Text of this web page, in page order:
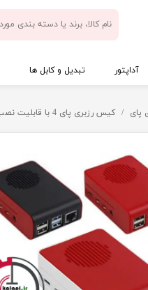
آداپتور تبدیل و کابل ها
پای کیس رزبری پای 4 با قابلیت نصب فن -کد 415